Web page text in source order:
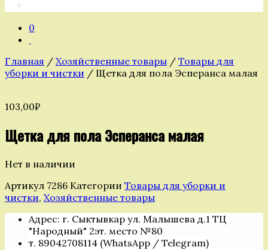
0
Главная / Хозяйственные товары / Товары для
уборки и чистки / Щетка для пола Эсперанса малая
103,00₽
Щетка для пола Эсперанса малая
Нет в наличии
Артикул 7286 Категории Товары для уборки и
чистки, Хозяйственные товары
Адрес: г. Сыктывкар ул. Малышева д.1 ТЦ
"Народный" 2эт. место №80
т. 89042708114 (WhatsApp / Telegram)